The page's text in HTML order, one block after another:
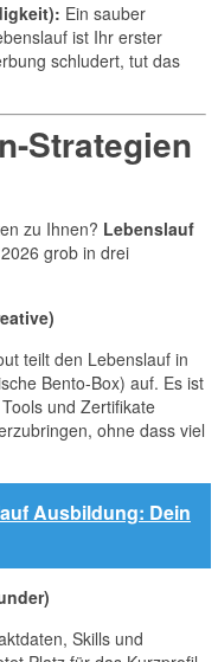
Ein sauber
ist Ihr erster
schludert, tut das
Strategien
zu Ihnen? Lebenslauf
grob in drei
teilt den Lebenslauf in
Bento-Box) auf. Es ist
und Zertifikate
ohne dass viel
Ausbildung: Dein
Skills und